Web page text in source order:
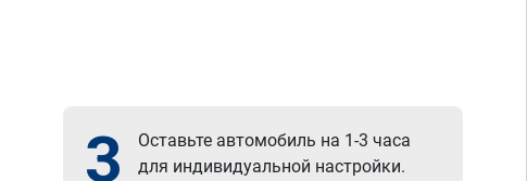
3
Оставьте автомобиль на 1-3 часа
для индивидуальной настройки.